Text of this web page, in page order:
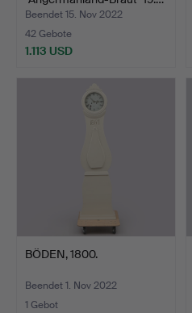
Beendet 15. Nov 2022
42 Gebote
1.113 USD
BÖDEN, 1800.
Beendet 1. Nov 2022
1 Gebot